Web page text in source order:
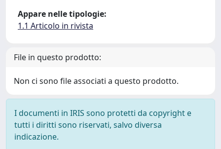
Appare nelle tipologie:
1.1 Articolo in rivista
File in questo prodotto:
Non ci sono file associati a questo prodotto.
I documenti in IRIS sono protetti da copyright e
tutti i diritti sono riservati, salvo diversa
indicazione.